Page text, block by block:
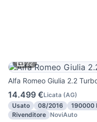
22
Alfa Romeo Giulia 2.2
14.499 €Licata (AG)
Usato
08/2016 190000
Rivenditore NoviAuto